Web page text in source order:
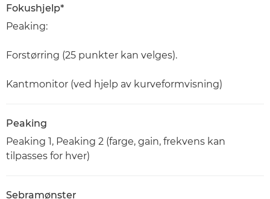
Fokushjelp*
Peaking:
Forstørring (25 punkter kan velges).
Kantmonitor (ved hjelp av kurveformvisning)
Peaking
Peaking 1, Peaking 2 (farge, gain, frekvens kan
tilpasses for hver)
Sebramønster